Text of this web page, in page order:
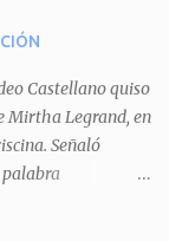
el armadillo.
deja
tres
terminan por
al verse
Castellano quiso
Mirtha Legrand, en
Señaló